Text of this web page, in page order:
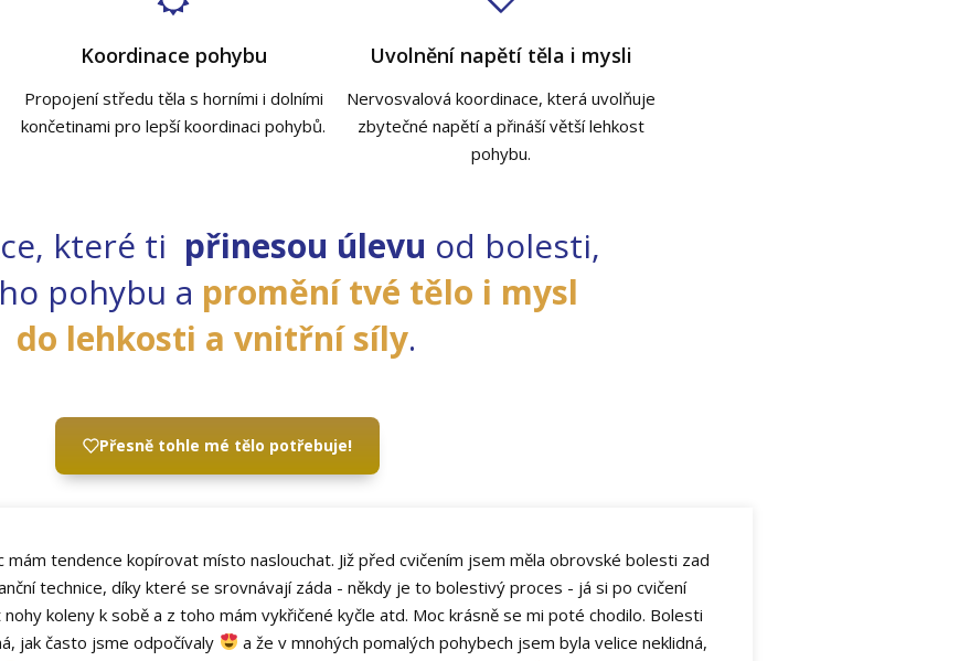
Koordinace pohybu
Propojení středu těla s horními i dolními
končetinami pro lepší koordinaci pohybů.
Uvolnění napětí těla i mysli
Nervosvalová koordinace, která uvolňuje
zbytečné napětí a přináší větší lehkost
pohybu.
které ti přinesou úlevu od bolesti,
pohybu a promění tvé tělo i mysl
do lehkosti a vnitřní síly.
Přesně tohle mé tělo potřebuje!
tendence kopírovat místo naslouchat. Již před cvičením jsem měla obrovské bolesti zad
technice, díky které se srovnávají záda - někdy je to bolestivý proces - já si po cvičení
koleny k sobě a z toho mám vykřičené kyčle atd. Moc krásně se mi poté chodilo. Bolesti
jak často jsme odpočívaly
a že v mnohých pomalých pohybech jsem byla velice neklidná,